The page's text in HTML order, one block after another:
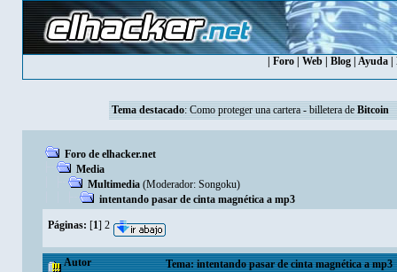
Foro| Web| Blog| Ayuda|
Tema destacado: Como proteger una cartera - billetera de Bitcoin
Foro de elhacker.net
Media
Multimedia (Moderador: Songoku)
intentando pasar de cinta magnética a mp3
Páginas: [1] 2
Autor Tema: intentando pasar de cinta magnética a mp3